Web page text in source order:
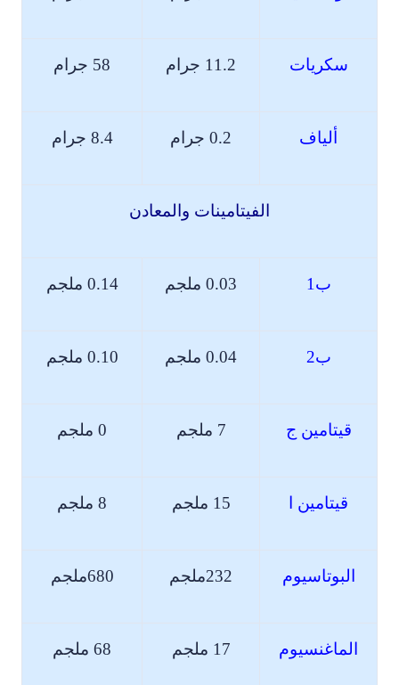
سكريات 11.2 جرام
ألياف
الفيتاميناتوالمعادن
0.03 ملجم 0.14 ملجم
0.04 ملجم 0.10 ملجم
قيتامين ج
قيتامين ا
البوتاسيوم
الماغنسيوم